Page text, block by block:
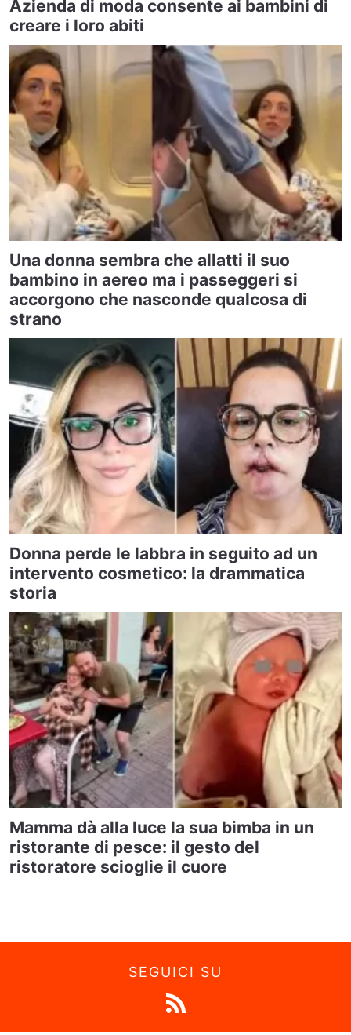
Azienda di moda consente ai bambini di
creare i loro abiti
Una donna sembra che allatti il suo
bambino in aereo ma i passeggeri si
accorgono che nasconde qualcosa di
strano
Donna perde le labbra in seguito ad un
intervento cosmetico: la drammatica
storia
Mamma dà alla luce la sua bimba in un
ristorante di pesce: il gesto del
ristoratore scioglie il cuore
SEGUICI SU